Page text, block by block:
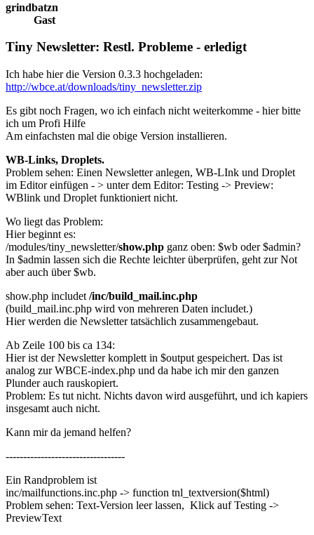
grindbatzn
Gast
Tiny Newsletter: Restl. Probleme - erledigt
Ich habe hier die Version 0.3.3 hochgeladen:
http://wbce.at/downloads/tiny_newsletter.zip
Es gibt noch Fragen, wo ich einfach nicht weiterkomme - hier bitte
ich um Profi Hilfe
Am einfachsten mal die obige Version installieren.
WB-Links, Droplets.
Problem sehen: Einen Newsletter anlegen, WB-LInk und Droplet
im Editor einfügen - > unter dem Editor: Testing -> Preview:
WBlink und Droplet funktioniert nicht.
Wo liegt das Problem:
Hier beginnt es:
/modules/tiny_newsletter/show.php ganz oben: $wb oder $admin?
In $admin lassen sich die Rechte leichter überprüfen, geht zur Not
aber auch über $wb.
show.php includet /inc/build_mail.inc.php
(build_mail.inc.php wird von mehreren Daten includet.)
Hier werden die Newsletter tatsächlich zusammengebaut.
Ab Zeile 100 bis ca 134:
Hier ist der Newsletter komplett in $output gespeichert. Das ist
analog zur WBCE-index.php und da habe ich mir den ganzen
Plunder auch rauskopiert.
Problem: Es tut nicht. Nichts davon wird ausgeführt, und ich kapiers
insgesamt auch nicht.
Kann mir da jemand helfen?
----------------------------------
Ein Randproblem ist
inc/mailfunctions.inc.php -> function tnl_textversion($html)
Problem sehen: Text-Version leer lassen, Klick auf Testing ->
PreviewText